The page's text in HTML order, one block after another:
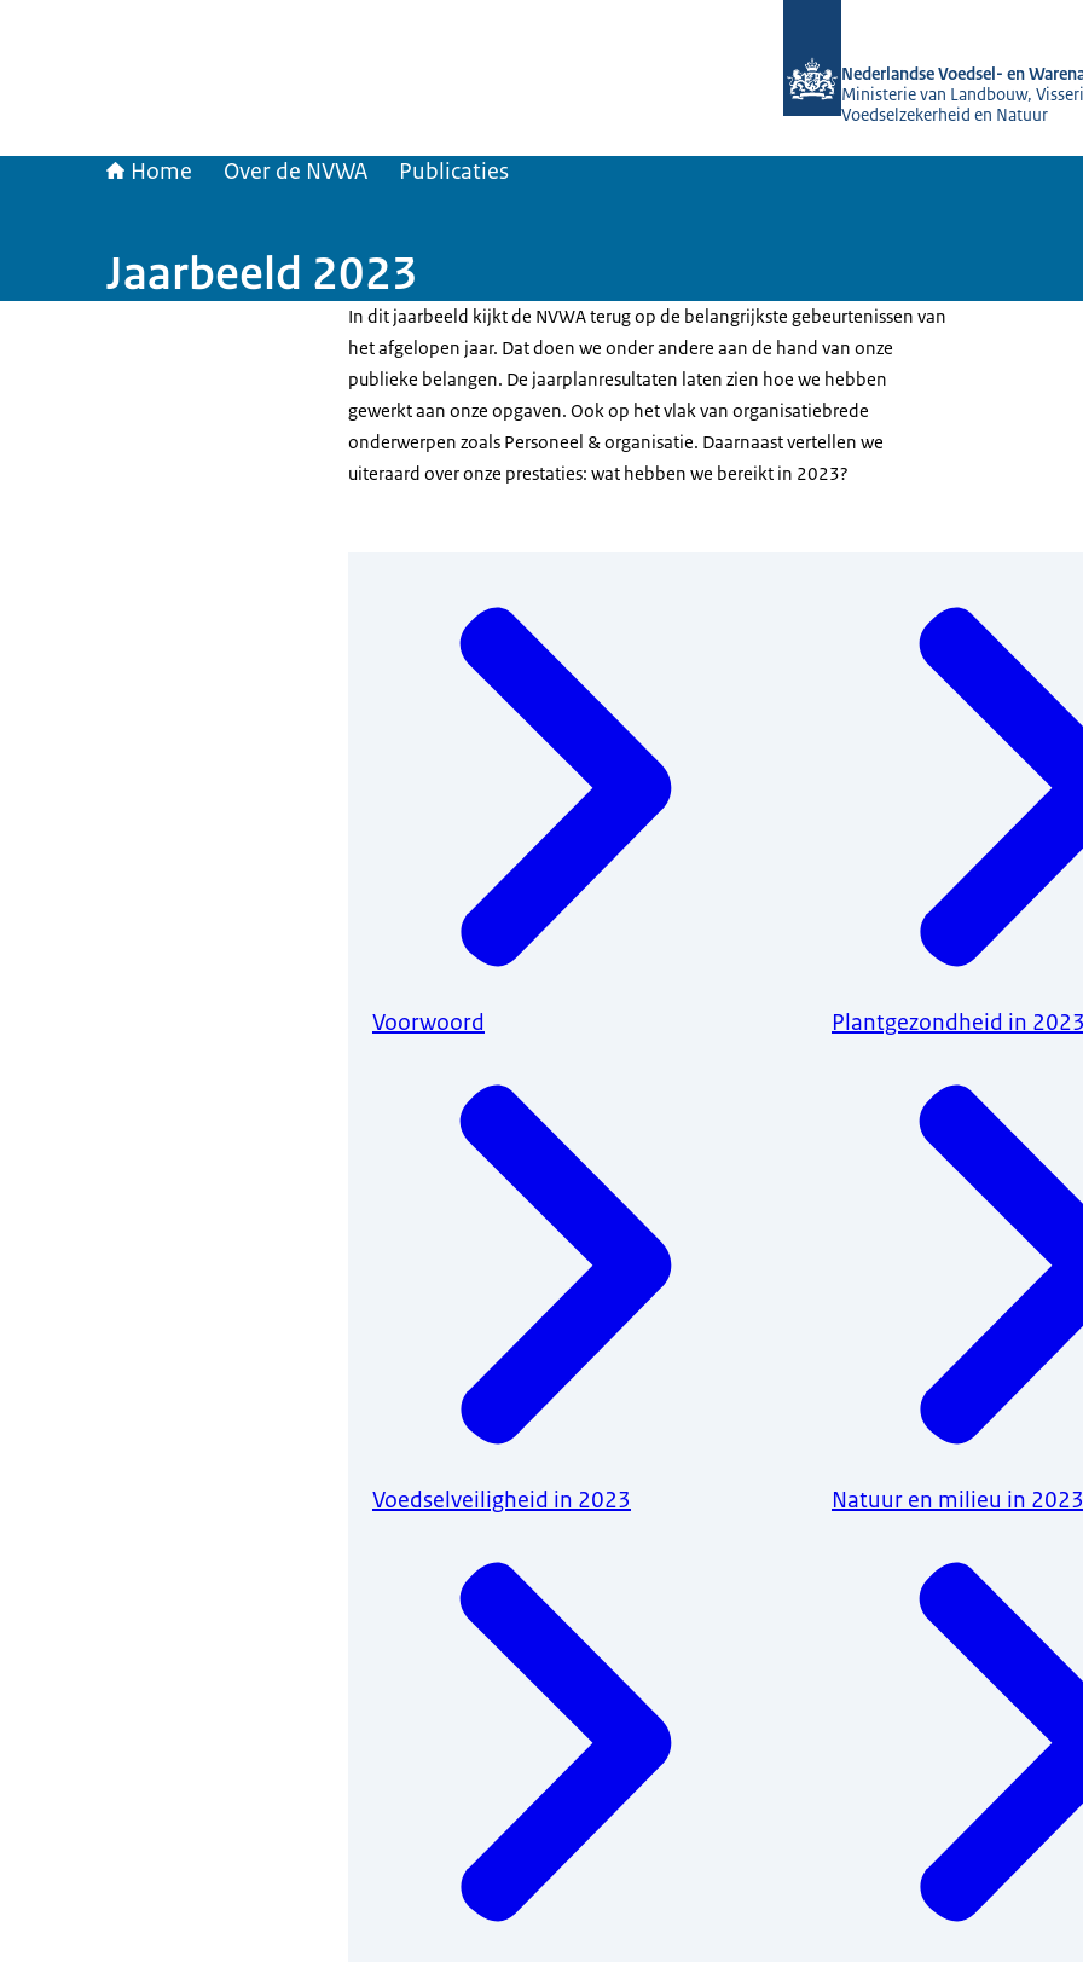
Nederlandse Voedsel- en
Ministerie van Landbouw,
Voedselzekerheid en Natuur
Home Over de NVWA Publicaties
Jaarbeeld 2023
In dit jaarbeeld kijkt de NVWA terug op de belangrijkste gebeurtenissen van
het afgelopen jaar. Dat doen we onder andere aan de hand van onze
publieke belangen. De jaarplanresultaten laten zien hoe we hebben
gewerkt aan onze opgaven. Ook op het vlak van organisatiebrede
onderwerpen zoals Personeel & organisatie. Daarnaast vertellen we
uiteraard over onze prestaties: wat hebben we bereikt in 2023?
Voorwoord
Voedselveiligheid in 2023
Plantgezondheid in
Natuur en milieu in 2023